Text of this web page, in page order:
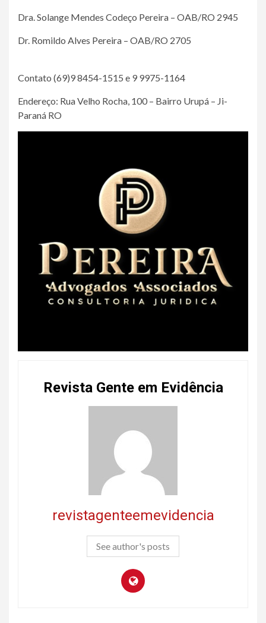
Dra. Solange Mendes Codeço Pereira – OAB/RO 2945
Dr. Romildo Alves Pereira – OAB/RO 2705
Contato (69)9 8454-1515 e 9 9975-1164
Endereço: Rua Velho Rocha, 100 – Bairro Urupá – Ji-
Paraná RO
Revista Gente em Evidência
revistagenteemevidencia
See author's posts